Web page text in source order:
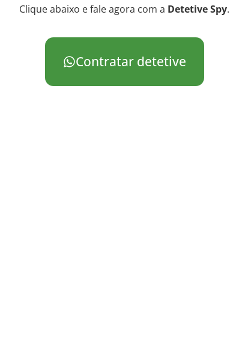
Clique abaixo e fale agora com a Detetive Spy.
Contratar detetive